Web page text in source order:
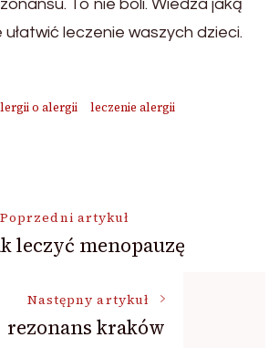
To nie boli. Wiedza jaką
leczenie waszych dzieci.
o alergii
leczenie alergii
Poprzedni artykuł
leczyć menopauzę
Następny artykuł
rezonans kraków